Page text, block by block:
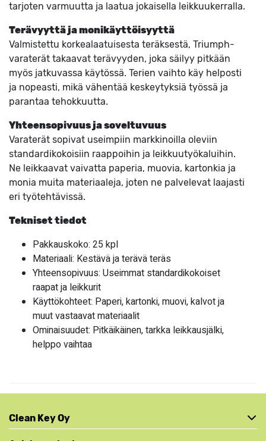
tarjoten varmuutta ja laatua jokaisella leikkuukerralla.
Terävyyttä ja monikäyttöisyyttä
Valmistettu korkealaatuisesta teräksestä, Triumph-
varaterät takaavat terävyyden, joka säilyy pitkään
myös jatkuvassa käytössä. Terien vaihto käy helposti
ja nopeasti, mikä vähentää keskeytyksiä työssä ja
parantaa tehokkuutta.
Yhteensopivuus ja soveltuvuus
Varaterät sopivat useimpiin markkinoilla oleviin
standardikokoisiin raappoihin ja leikkuutyökaluihin.
Ne leikkaavat vaivatta paperia, muovia, kartonkia ja
monia muita materiaaleja, joten ne palvelevat laajasti
eri työtehtävissä.
Tekniset tiedot
Pakkauskoko: 25 kpl
Materiaali: Kestävä ja terävä teräs
Yhteensopivuus: Useimmat standardikokoiset
raapat ja leikkurit
Käyttökohteet: Paperi, kartonki, muovi, kalvot ja
muut vastaavat materiaalit
Ominaisuudet: Pitkäikäinen, tarkka leikkausjälki,
helppo vaihtaa
Clean Key Oy